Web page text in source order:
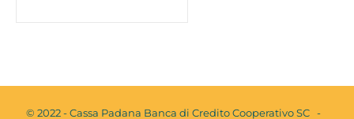
© 2022 - Cassa Padana Banca di Credito Cooperativo SC -